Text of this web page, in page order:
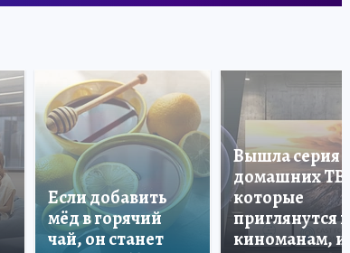
Если добавить
мёд в горячий
чай, он станет
Вышла серия
домашних ТВ,
которые
приглянутся и
киноманам, и